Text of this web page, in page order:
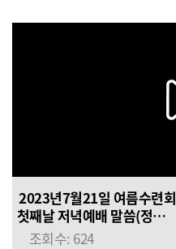
2023년7월21일 여름수련회
첫째날 저녁예배 말씀(정의호
목사님) 구원받을 믿음
조회수: 624